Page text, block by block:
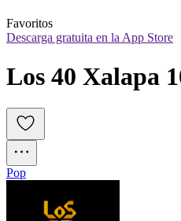
Favoritos
Descarga gratuita en la App Store
Los 40 Xalapa
Pop